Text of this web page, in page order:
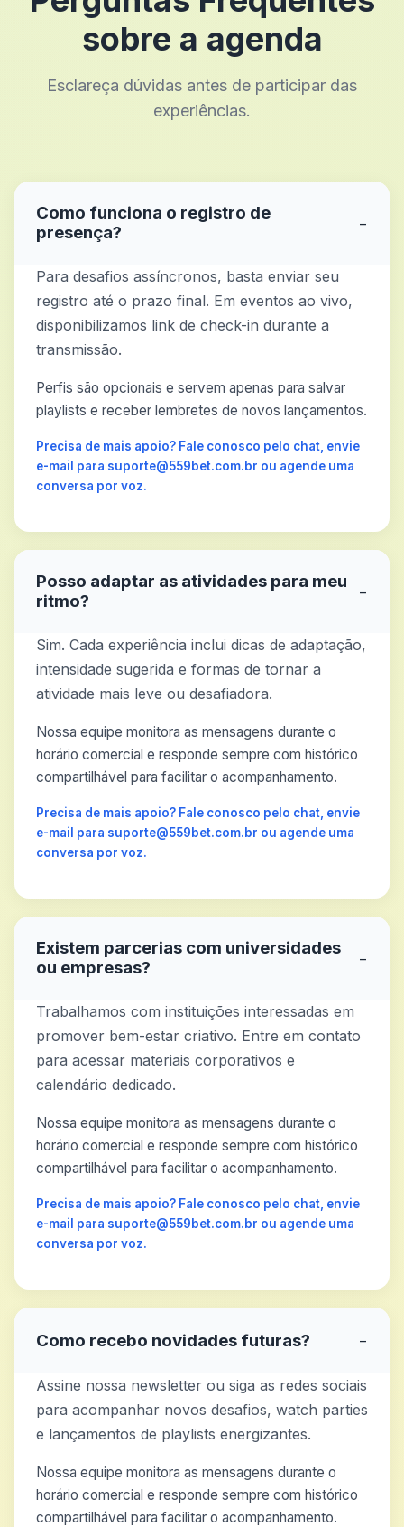
sobre a agenda
Esclareça dúvidas antes de participar das
experiências.
Como funciona o registro de
presença?
−
Para desafios assíncronos, basta enviar seu
registro até o prazo final. Em eventos ao vivo,
disponibilizamos link de check-in durante a
transmissão.
Perfis são opcionais e servem apenas para salvar
playlists e receber lembretes de novos lançamentos.
Precisa de mais apoio? Fale conosco pelo chat, envie
e-mail para suporte@559bet.com.br ou agende uma
conversa por voz.
Posso adaptar as atividades para meu
ritmo?
−
Sim. Cada experiência inclui dicas de adaptação,
intensidade sugerida e formas de tornar a
atividade mais leve ou desafiadora.
Nossa equipe monitora as mensagens durante o
horário comercial e responde sempre com histórico
compartilhável para facilitar o acompanhamento.
Precisa de mais apoio? Fale conosco pelo chat, envie
e-mail para suporte@559bet.com.br ou agende uma
conversa por voz.
Existem parcerias com universidades
ou empresas?
−
Trabalhamos com instituições interessadas em
promover bem-estar criativo. Entre em contato
para acessar materiais corporativos e
calendário dedicado.
Nossa equipe monitora as mensagens durante o
horário comercial e responde sempre com histórico
compartilhável para facilitar o acompanhamento.
Precisa de mais apoio? Fale conosco pelo chat, envie
e-mail para suporte@559bet.com.br ou agende uma
conversa por voz.
Como recebo novidades futuras? −
Assine nossa newsletter ou siga as redes sociais
para acompanhar novos desafios, watch parties
e lançamentos de playlists energizantes.
Nossa equipe monitora as mensagens durante o
horário comercial e responde sempre com histórico
compartilhável para facilitar o acompanhamento.